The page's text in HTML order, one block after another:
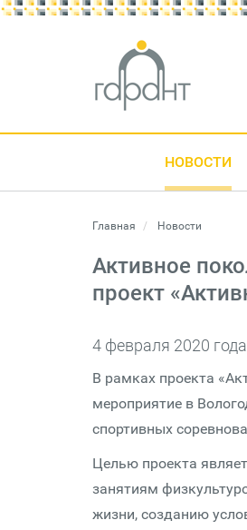
НОВОСТИ
Главная Новости
Активное
проект
4 февраля 2020 года
В рамках проекта
мероприятие в
спортивных
Целью проекта
занятиям
жизни, созданию